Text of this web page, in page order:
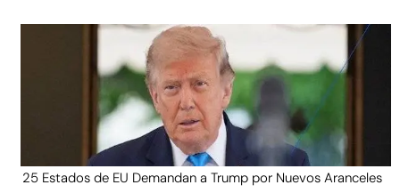
25 Estados de EU Demandan a Trump por Nuevos Aranceles